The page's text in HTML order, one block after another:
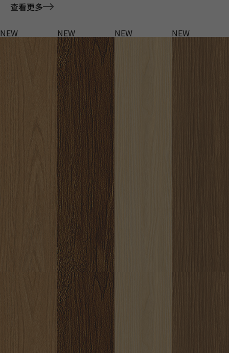
查看更多
NEW NEW NEW NEW